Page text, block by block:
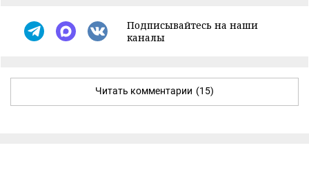
Подписывайтесь на наши
каналы
Читать комментарии (15)